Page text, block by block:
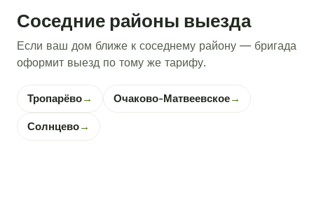
Соседние районы выезда
Если ваш дом ближе к соседнему району — бригада
оформит выезд по тому же тарифу.
Тропарёво→ Очаково-Матвеевское→
Солнцево→